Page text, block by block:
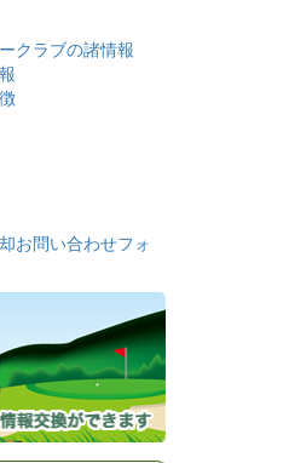
クラブの諸情報
お問い合わせフォ